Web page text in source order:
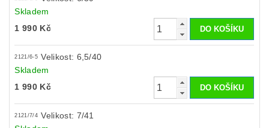
Skladem
1 990 Kč
2121/6-5 Velikost: 6,5/40
Skladem
1 990 Kč
2121/7/4 Velikost: 7/41